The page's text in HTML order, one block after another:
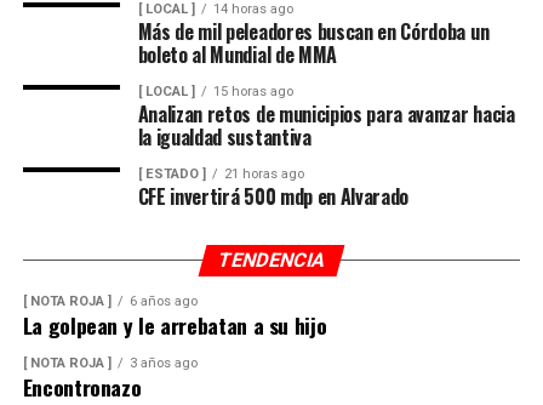
[ LOCAL ] 14 horas ago
Más de mil peleadores buscan en Córdoba un
boleto al Mundial de MMA
[ LOCAL ] 15 horas ago
Analizan retos de municipios para avanzar hacia
la igualdad sustantiva
[ ESTADO ] 21 horas ago
CFE invertirá 500 mdp en Alvarado
TENDENCIA
[ NOTA ROJA ] 6 años ago
La golpean y le arrebatan a su hijo
[ NOTA ROJA ] 3 años ago
Encontronazo